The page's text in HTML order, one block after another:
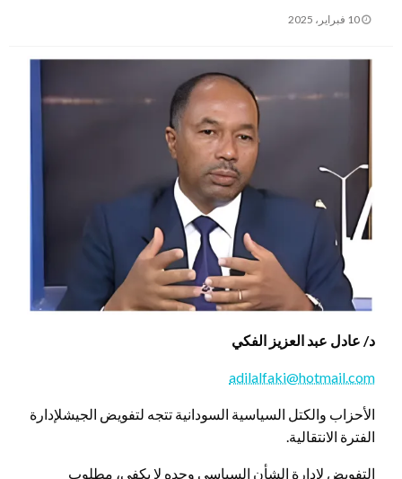
نُشر
10 فبراير، 2025
د/ عادل عبد العزيز الفكي
adilalfaki@hotmail.com
الأحزاب والكتل السياسية السودانية تتجه لتفويض الجيشلإدارة
الفترة الانتقالية.
التفويض لإدارة الشأن السياسي وحده لا يكفي، مطلوب